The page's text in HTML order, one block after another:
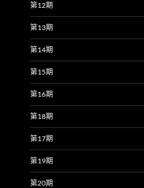
第12期
第13期
第14期
第15期
第16期
第18期
第17期
第19期
第20期